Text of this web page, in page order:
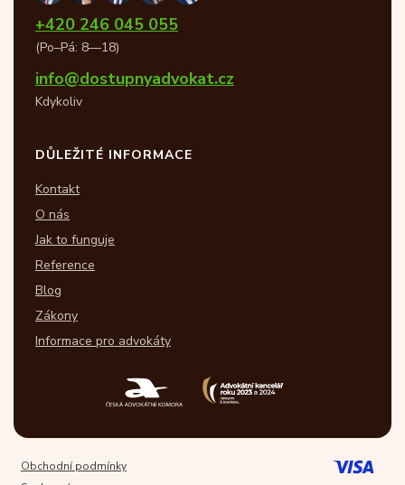
+420 246 045 055
(Po–Pá: 8—18)
info@dostupnyadvokat.cz
Kdykoliv
DŮLEŽITÉ INFORMACE
Kontakt
O nás
Jak to funguje
Reference
Blog
Zákony
Informace pro advokáty
Obchodní podmínky